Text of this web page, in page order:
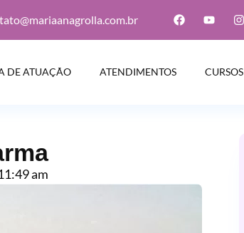
DE ATUAÇÃO ATENDIMENTOS CURSOS
am